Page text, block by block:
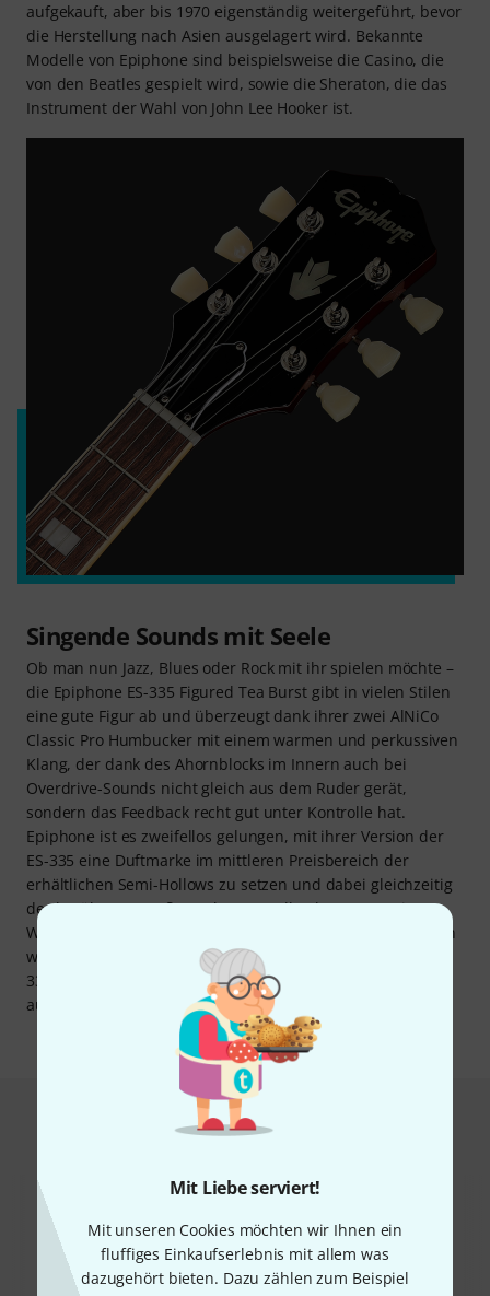
Mit Liebe serviert!
Mit unseren Cookies möchten wir Ihnen ein
fluffiges Einkaufserlebnis mit allem was
dazugehört bieten. Dazu zählen zum Beispiel
aufgekauft, aber bis 1970 eigenständig weitergeführt, bevor
die Herstellung nach Asien ausgelagert wird. Bekannte
Modelle von Epiphone sind beispielsweise die Casino, die
von den Beatles gespielt wird, sowie die Sheraton, die das
Instrument der Wahl von John Lee Hooker ist.
Singende Sounds mit Seele
Ob man nun Jazz, Blues oder Rock mit ihr spielen möchte –
die Epiphone ES-335 Figured Tea Burst gibt in vielen Stilen
eine gute Figur ab und überzeugt dank ihrer zwei AlNiCo
Classic Pro Humbucker mit einem warmen und perkussiven
Klang, der dank des Ahornblocks im Innern auch bei
Overdrive-Sounds nicht gleich aus dem Ruder gerät,
sondern das Feedback recht gut unter Kontrolle hat.
Epiphone ist es zweifellos gelungen, mit ihrer Version der
ES-335 eine Duftmarke im mittleren Preisbereich der
erhältlichen Semi-Hollows zu setzen und dabei gleichzeitig
der berühmten großen Schwester alle Ehre zu erweisen.
Wer nicht auf den Riegelahorn-Look besteht, kann auch ein
wenig sparen, denn die alternativ erhältliche Epiphone ES-
335 mit Plain Top und Dot-Inlays fällt ein wenig günstiger
aus.
Das kauften Kunden, die sich dieses